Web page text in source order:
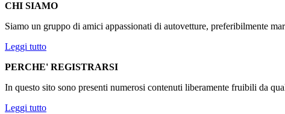
CHI SIAMO
Siamo un gruppo di amici appassionati di autovetture, preferibilmente
Leggi tutto
PERCHE' REGISTRARSI
In questo sito sono presenti numerosi contenuti liberamente fruibili da
Leggi tutto